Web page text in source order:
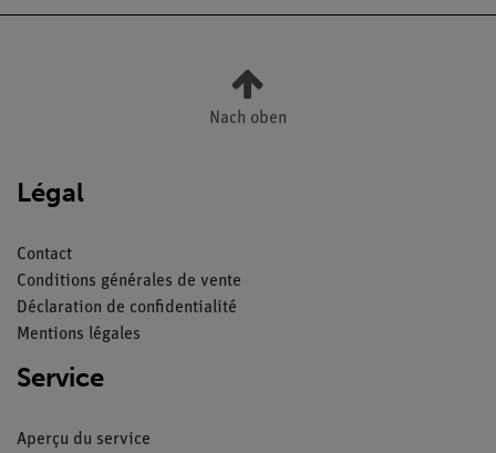
Nach oben
Légal
Contact
Conditions générales de vente
Déclaration de confidentialité
Mentions légales
Service
Aperçu du service